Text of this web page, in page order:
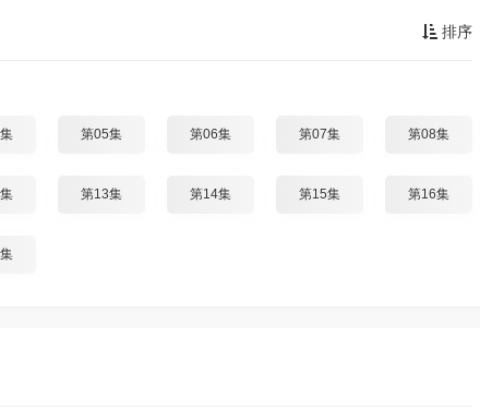
排序
第05集 第06集 第07集 第08集
第13集 第14集 第15集 第16集